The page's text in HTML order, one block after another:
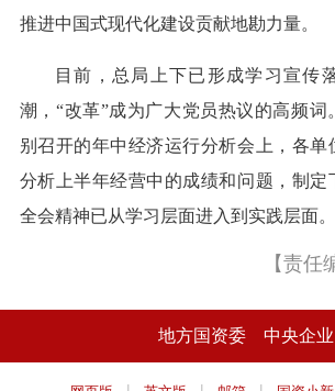
推进中国式现代化建设贡献地勘力量。
目前，总局上下已形成学习宣传
潮，“改革”成为广大党员热议的高频词
别召开的年中经济运行分析会上，各单
分析上半年经营中的成绩和问题，制定
全会精神已从学习层面进入到实践层面。
【责任
地方国资委 中央企业